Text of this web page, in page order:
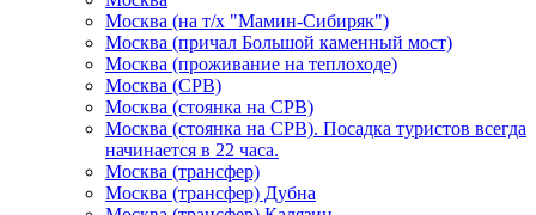
Москва (на т/х "Мамин-Сибиряк")
Москва (причал Большой каменный мост)
Москва (проживание на теплоходе)
Москва (СРВ)
Москва (стоянка на СРВ)
Москва (стоянка на СРВ). Посадка туристов всегда
начинается в 22 часа.
Москва (трансфер)
Москва (трансфер) Дубна